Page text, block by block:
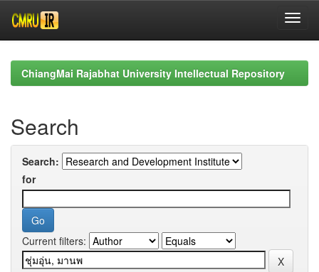
navigationChiangMai Rajabhat University Intellectual Repository
Search
Search:
for
Current filters: